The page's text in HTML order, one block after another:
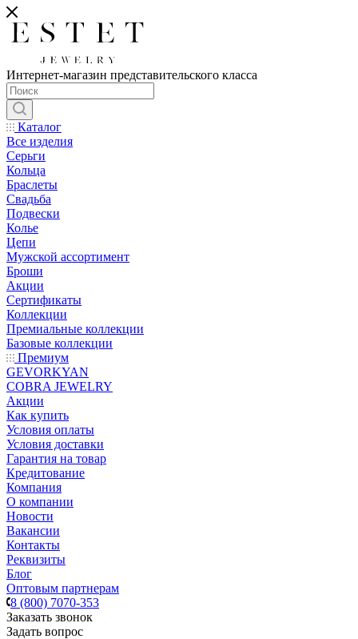
Интернет-магазин представительского класса
Каталог
Все изделия
Серьги
Кольца
Браслеты
Свадьба
Подвески
Колье
Цепи
Мужской ассортимент
Броши
Акции
Сертификаты
Коллекции
Премиальные коллекции
Базовые коллекции
Премиум
GEVORKYAN
COBRA JEWELRY
Акции
Как купить
Условия оплаты
Условия доставки
Гарантия на товар
Кредитование
Компания
О компании
Новости
Вакансии
Контакты
Реквизиты
Блог
Оптовым партнерам
8 (800) 7070-353
Заказать звонок
Задать вопрос